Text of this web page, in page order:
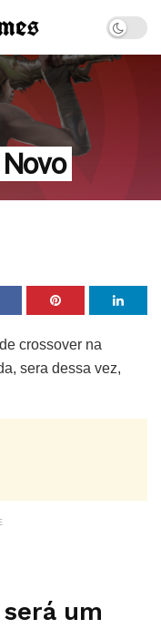
crossover na
sera dessa vez,
um